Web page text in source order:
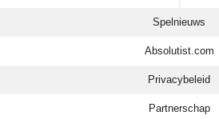
Spelnieuws
Absolutist.com
Privacybeleid
Partnerschap